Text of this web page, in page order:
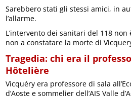
Sarebbero stati gli stessi amici, in
l’allarme.
L’intervento dei sanitari del 118
non a constatare la morte di
Tragedia: chi era il
Hôtelière
Vicquéry era professore di sala
d’Aoste e sommelier dell’AIS Valle